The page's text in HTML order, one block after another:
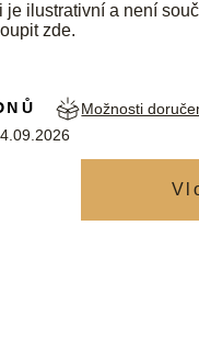
je ilustrativní a není
zde.
Možnosti